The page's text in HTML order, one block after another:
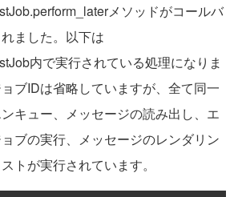
メソッドがコールバ
ました。以下は
内で実行されている処理になりま
ブIDは省略していますが、全て同一
キュー、メッセージの読み出し、エ
ブの実行、メッセージのレンダリン
トが実行されています。